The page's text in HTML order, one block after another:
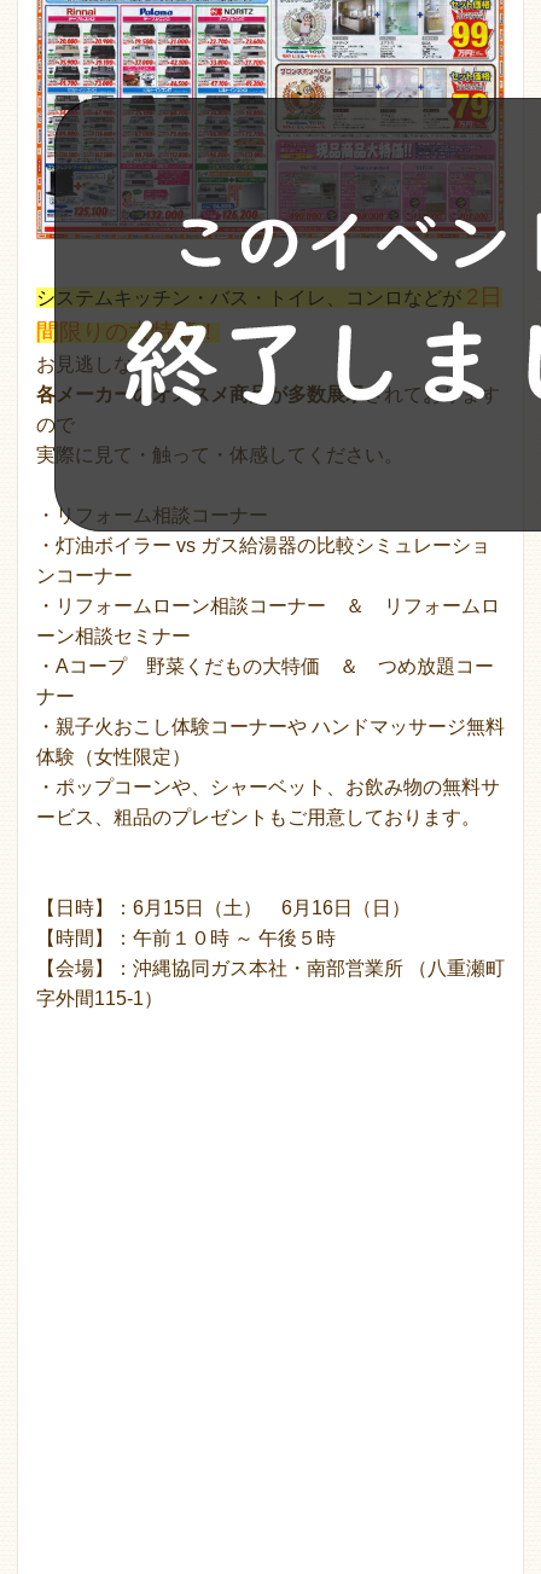
システムキッチン・バス・トイレ、コンロなどが 2日
間限りの大特価！
お見逃しなく！
各メーカーのオススメ商品が多数展示されております
ので
実際に見て・触って・体感してください。
・リフォーム相談コーナー
・灯油ボイラー vs ガス給湯器の比較シミュレーショ
ンコーナー
・リフォームローン相談コーナー ＆ リフォームロ
ーン相談セミナー
・Aコープ 野菜くだもの大特価 ＆ つめ放題コー
ナー
・親子火おこし体験コーナーや ハンドマッサージ無料
体験（女性限定）
・ポップコーンや、シャーベット、お飲み物の無料サ
ービス、粗品のプレゼントもご用意しております。
【日時】：6月15日（土） 6月16日（日）
【時間】：午前１０時 ～ 午後５時
【会場】：沖縄協同ガス本社・南部営業所 （八重瀬町
字外間115-1）